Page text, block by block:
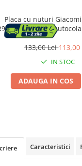
Placa cu nuturi
baza
prin pardoseala,
mm, pentru tevi Ø16-
133,00 Lei113,00
IN STOC
ADAUGA IN COS
Caracteristici